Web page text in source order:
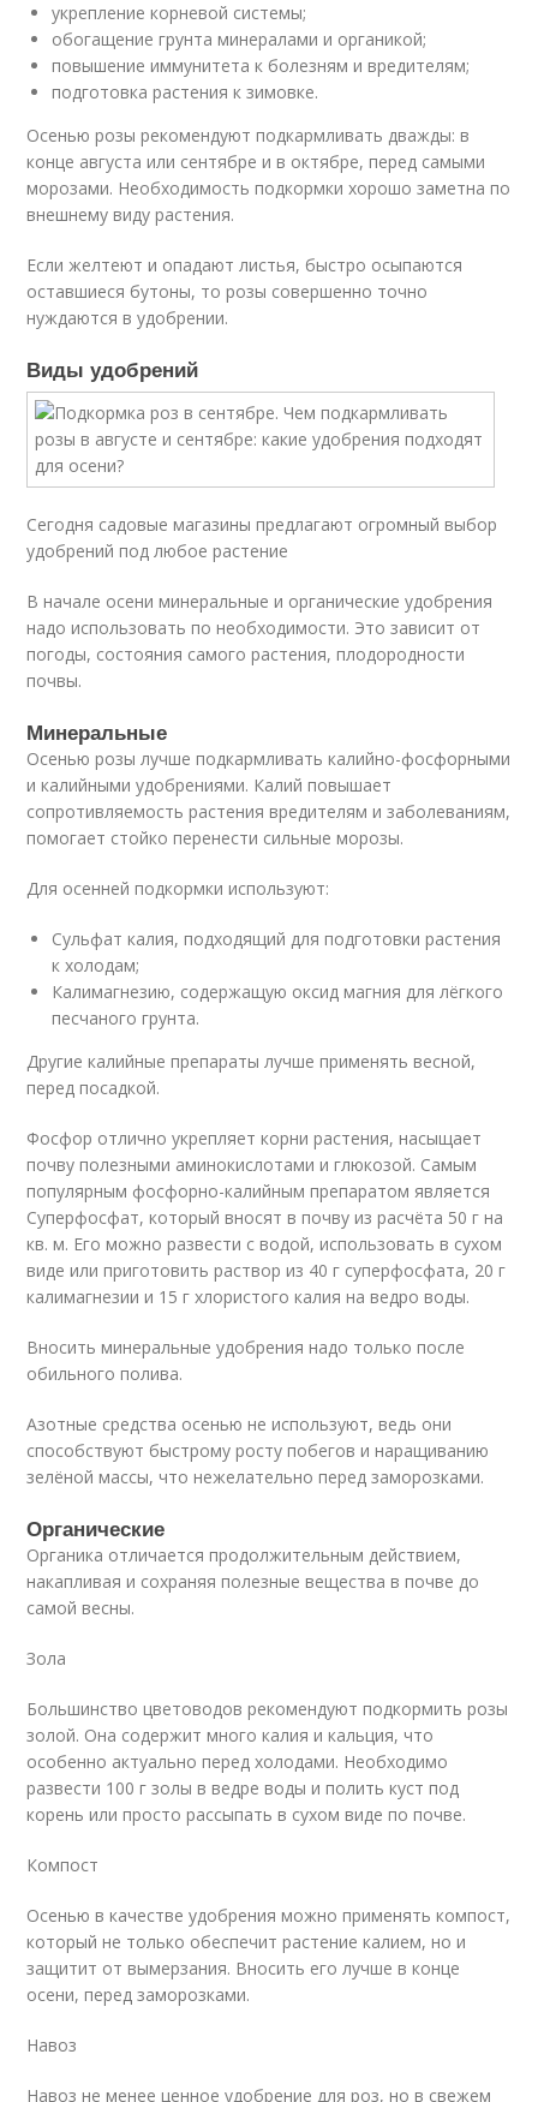
укрепление корневой системы;
обогащение грунта минералами и органикой;
повышение иммунитета к болезням и вредителям;
подготовка растения к зимовке.
Осенью розы рекомендуют подкармливать дважды: в
конце августа или сентябре и в октябре, перед самыми
морозами. Необходимость подкормки хорошо заметна по
внешнему виду растения.
Если желтеют и опадают листья, быстро осыпаются
оставшиеся бутоны, то розы совершенно точно
нуждаются в удобрении.
Виды удобрений
Сегодня садовые магазины предлагают огромный выбор
удобрений под любое растение
В начале осени минеральные и органические удобрения
надо использовать по необходимости. Это зависит от
погоды, состояния самого растения, плодородности
почвы.
Минеральные
Осенью розы лучше подкармливать калийно-фосфорными
и калийными удобрениями. Калий повышает
сопротивляемость растения вредителям и заболеваниям,
помогает стойко перенести сильные морозы.
Для осенней подкормки используют:
Сульфат калия, подходящий для подготовки растения
к холодам;
Калимагнезию, содержащую оксид магния для лёгкого
песчаного грунта.
Другие калийные препараты лучше применять весной,
перед посадкой.
Фосфор отлично укрепляет корни растения, насыщает
почву полезными аминокислотами и глюкозой. Самым
популярным фосфорно-калийным препаратом является
Суперфосфат, который вносят в почву из расчёта 50 г на
кв. м. Его можно развести с водой, использовать в сухом
виде или приготовить раствор из 40 г суперфосфата, 20 г
калимагнезии и 15 г хлористого калия на ведро воды.
Вносить минеральные удобрения надо только после
обильного полива.
Азотные средства осенью не используют, ведь они
способствуют быстрому росту побегов и наращиванию
зелёной массы, что нежелательно перед заморозками.
Органические
Органика отличается продолжительным действием,
накапливая и сохраняя полезные вещества в почве до
самой весны.
Зола
Большинство цветоводов рекомендуют подкормить розы
золой. Она содержит много калия и кальция, что
особенно актуально перед холодами. Необходимо
развести 100 г золы в ведре воды и полить куст под
корень или просто рассыпать в сухом виде по почве.
Компост
Осенью в качестве удобрения можно применять компост,
который не только обеспечит растение калием, но и
защитит от вымерзания. Вносить его лучше в конце
осени, перед заморозками.
Навоз
Навоз не менее ценное удобрение для роз, но в свежем